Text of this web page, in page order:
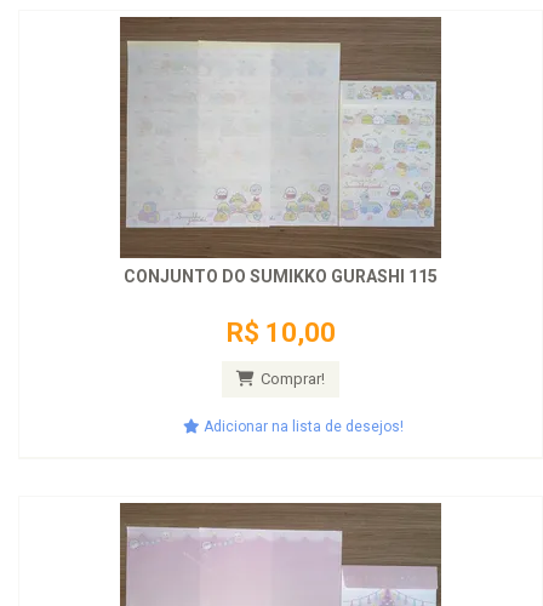
CONJUNTO DO SUMIKKO GURASHI 115
R$ 10,00
Comprar!
Adicionar na lista de desejos!